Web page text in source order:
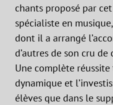
chants proposé par
spécialiste en
dont il a arrangé
d’autres de son cru
Une complète
dynamique et
élèves que dans le